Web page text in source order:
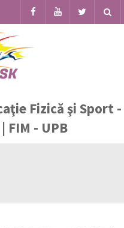
Fizică şi Sport -
- UPB